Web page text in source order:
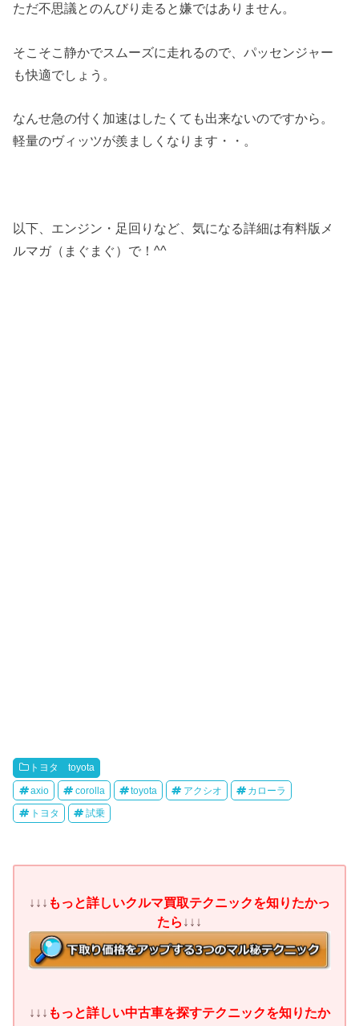
ただ不思議とのんびり走ると嫌ではありません。
そこそこ静かでスムーズに走れるので、パッセンジャー
も快適でしょう。
なんせ急の付く加速はしたくても出来ないのですから。
軽量のヴィッツが羨ましくなります・・。
以下、エンジン・足回りなど、気になる詳細は有料版メ
ルマガ（まぐまぐ）で！^^
トヨタ toyota
axio corolla toyota アクシオ カローラ
トヨタ 試乗
↓↓↓ もっと詳しいクルマ買取テクニックを知りたかっ
たら ↓↓↓
↓↓↓ もっと詳しい中古車を探すテクニックを知りたか